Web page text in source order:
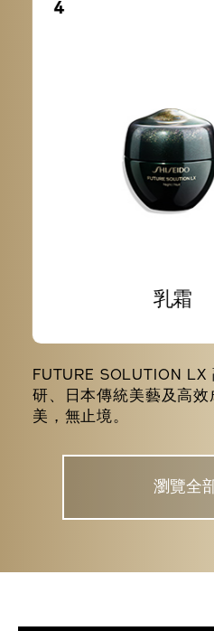
4
乳霜
FUTURE SOLUTION
研、日本傳統美藝及高
美，無止境。
瀏覽全